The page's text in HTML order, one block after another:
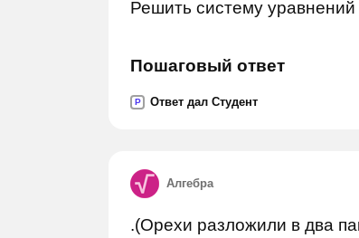
Решить систему
Пошаговый ответ
P Ответ дал Студент
Алгебра
.(Орехи разложили в два